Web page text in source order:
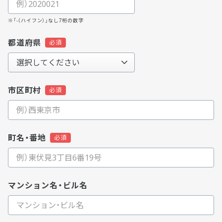
※「-（ハイフン）」なし7桁の数字
都道府県
市区町村
町名・番地
マンション名・ビル名